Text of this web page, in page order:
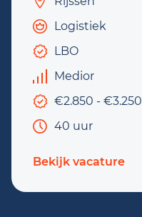
Logistiek
LBO
Medior
€2.850 - €3.250
40 uur
Bekijk vacature